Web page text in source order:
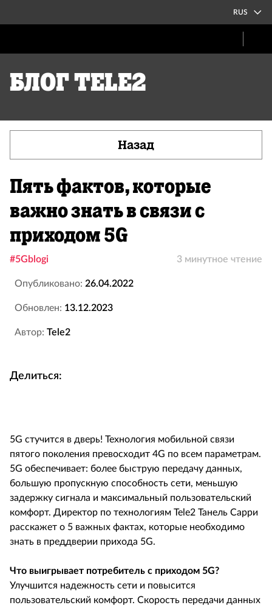
RUS
Блог Tele2
Назад
Пять фактов, которые
важно знать в связи с
приходом 5G
#5Gblogi 3 минутное чтение
Опубликовано: 26.04.2022
Обновлен: 13.12.2023
Автор: Tele2
Делиться:
5G стучится в дверь! Технология мобильной связи
пятого поколения превосходит 4G по всем параметрам.
5G обеспечивает: более быструю передачу данных,
большую пропускную способность сети, меньшую
задержку сигнала и максимальный пользовательский
комфорт. Директор по технологиям Tele2 Танель Сарри
расскажет о 5 важных фактах, которые необходимо
знать в преддверии прихода 5G.
Что выигрывает потребитель с приходом 5G?
Улучшится надежность сети и повысится
пользовательский комфорт. Скорость передачи данных